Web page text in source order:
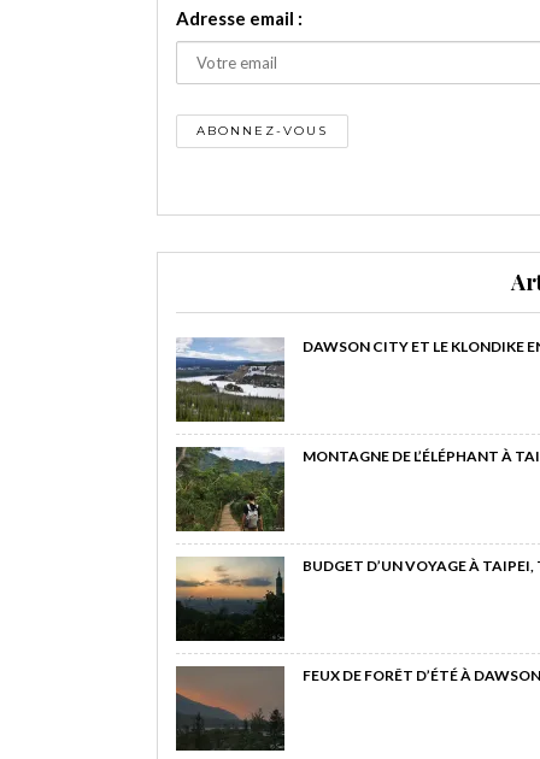
Adresse email :
DAWSON CITY ET LE KLONDIKE
MONTAGNE DE L’ÉLÉPHANT À
BUDGET D’UN VOYAGE À
FEUX DE FORÊT D’ÉTÉ À